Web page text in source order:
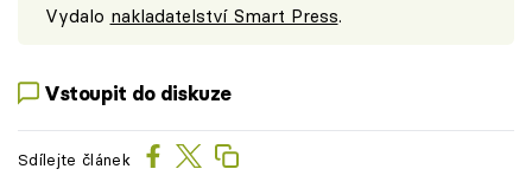
Vydalo nakladatelství Smart Press.
Vstoupit do diskuze
Sdílejte článek